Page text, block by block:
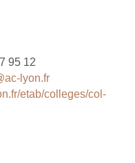
95 12
lyon.fr
etab/colleges/col-